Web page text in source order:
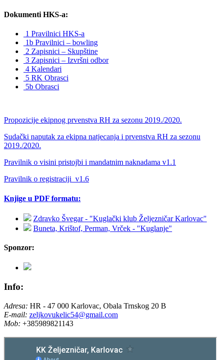
Dokumenti HKS-a:
1 Pravilnici HKS-a
1b Pravilnici – bowling
2 Zapisnici – Skupštine
3 Zapisnici – Izvršni odbor
4 Kalendari
5 RK Obrasci
5b Obrasci
Propozicije ekipnog prvenstva RH za sezonu 2019./2020.
Sudački naputak za ekipna natjecanja i prvenstva RH za sezonu
2019./2020.
Pravilnik o visini pristojbi i mandatnim naknadama v1.1
Pravilnik o registraciji_v1.6
Knjige u PDF formatu:
Zdravko Švegar - "Kuglački klub Željezničar Karlovac"
Buneta, Krištof, Perman, Vrček - "Kuglanje"
Sponzor:
Info:
Adresa: HR - 47 000 Karlovac, Obala Trnskog 20 B
E-mail: zeljkovukelic54@gmail.com
Mob: +385989821143